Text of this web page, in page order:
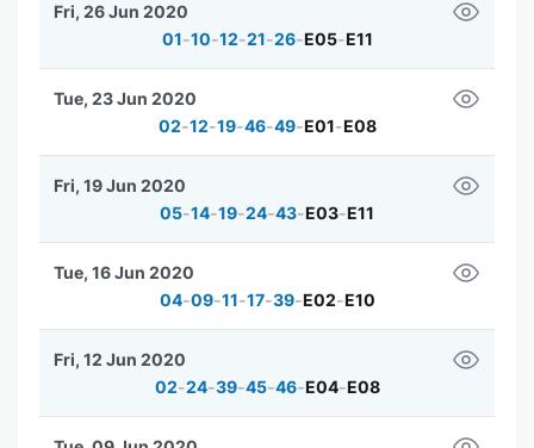
01-10-12-21-26-E05-E11
Fri, 26 Jun 2020
02-12-19-46-49-E01-E08
Tue, 23 Jun 2020
05-14-19-24-43-E03-E11
Fri, 19 Jun 2020
04-09-11-17-39-E02-E10
Tue, 16 Jun 2020
02-24-39-45-46-E04-E08
Fri, 12 Jun 2020